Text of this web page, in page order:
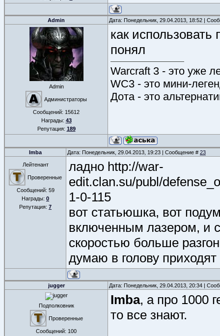
Admin Дата: Понедельник, 29.04.2013, 18:52 |
Admin
Администраторы
Сообщений: 15612
Награды: 43
Репутация: 189
как использовать
понял
Warcraft 3 - это уже
WC3 - это мини-
Дота - это
Imba Дата: Понедельник, 29.04.2013, 19:23 | Сообщение # 23
Лейтенант
Проверенные
Сообщений: 59
Награды: 0
Репутация: 7
ладно http://war-
edit.clan.su/publ/
1-0-115
вот статьюшка, вот
включенным лазером, и
скоростью больше
думаю в голову
jugger Дата: Понедельник, 29.04.2013, 20:34 |
Подполковник
Проверенные
Сообщений: 100
Imba, а про 1000
то все знают.